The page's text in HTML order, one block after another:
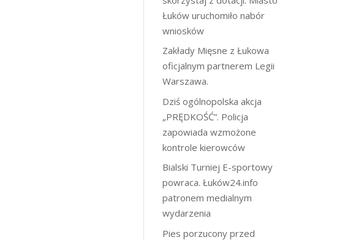
Łuków uruchomiło nabór
wniosków
Zakłady Mięsne z Łukowa
oficjalnym partnerem Legii
Warszawa.
Dziś ogólnopolska akcja
„PRĘDKOŚĆ”. Policja
zapowiada wzmożone
kontrole kierowców
Bialski Turniej E-sportowy
powraca. Łuków24.info
patronem medialnym
wydarzenia
Pies porzucony przed